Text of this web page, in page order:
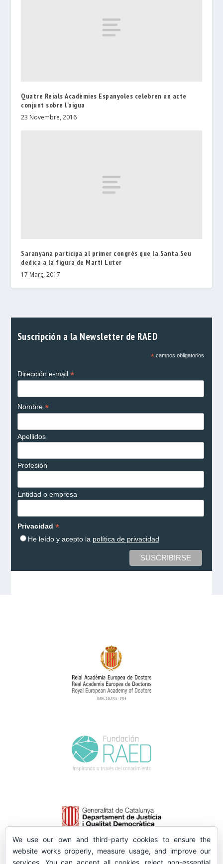
Quatre Reials Acadèmies Espanyoles celebren un acte
conjunt sobre l’aigua
23 Novembre, 2016
Saranyana participa al primer congrés que la Santa Seu
dedica a la figura de Martí Luter
17 Març, 2017
Suscripción a la Newsletter de RAED
*campos obligatorios
Dirección e-mail *
Nombre *
Apellidos
Profesión
Entidad o empresa
Privacidad *
He leído y acepto la política de privacidad
We use our own and third-party cookies to ensure the
website works properly, measure usage, and improve our
services. You can accept all cookies, reject non-essential